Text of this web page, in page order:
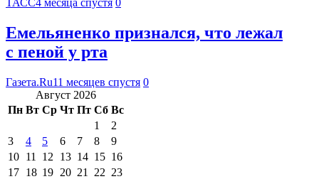
ТАСС4 месяца спустя 0
Емельяненко признался, что лежал
с пеной у рта
Газета.Ru11 месяцев спустя 0
Август 2026
Пн Вт Ср Чт Пт Сб Вс
1
2
3
4 5 6 7 8
9
10 11 12 13 14 15 16
17 18 19 20 21 22 23